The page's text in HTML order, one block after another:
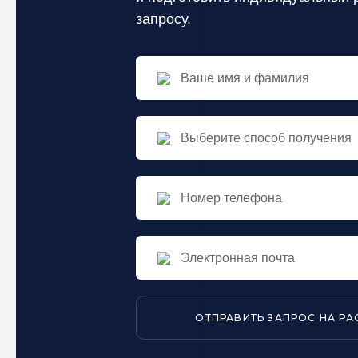
запросу.
Выберите способ получения
ОТПРАВИТЬ ЗАПРОС НА